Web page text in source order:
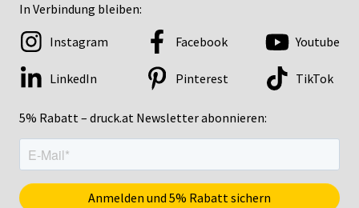
In Verbindung bleiben:
5% Rabatt – druck.at Newsletter abonnieren:
Instagram Facebook Youtube
LinkedIn Pinterest TikTok